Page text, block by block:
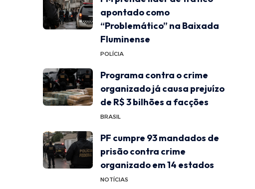
apontado como
“Problemático” na Baixada
Fluminense
POLÍCIA
Programa contra o crime
organizado já causa prejuízo
de R$ 3 bilhões a facções
BRASIL
PF cumpre 93 mandados de
prisão contra crime
organizado em 14 estados
NOTÍCIAS